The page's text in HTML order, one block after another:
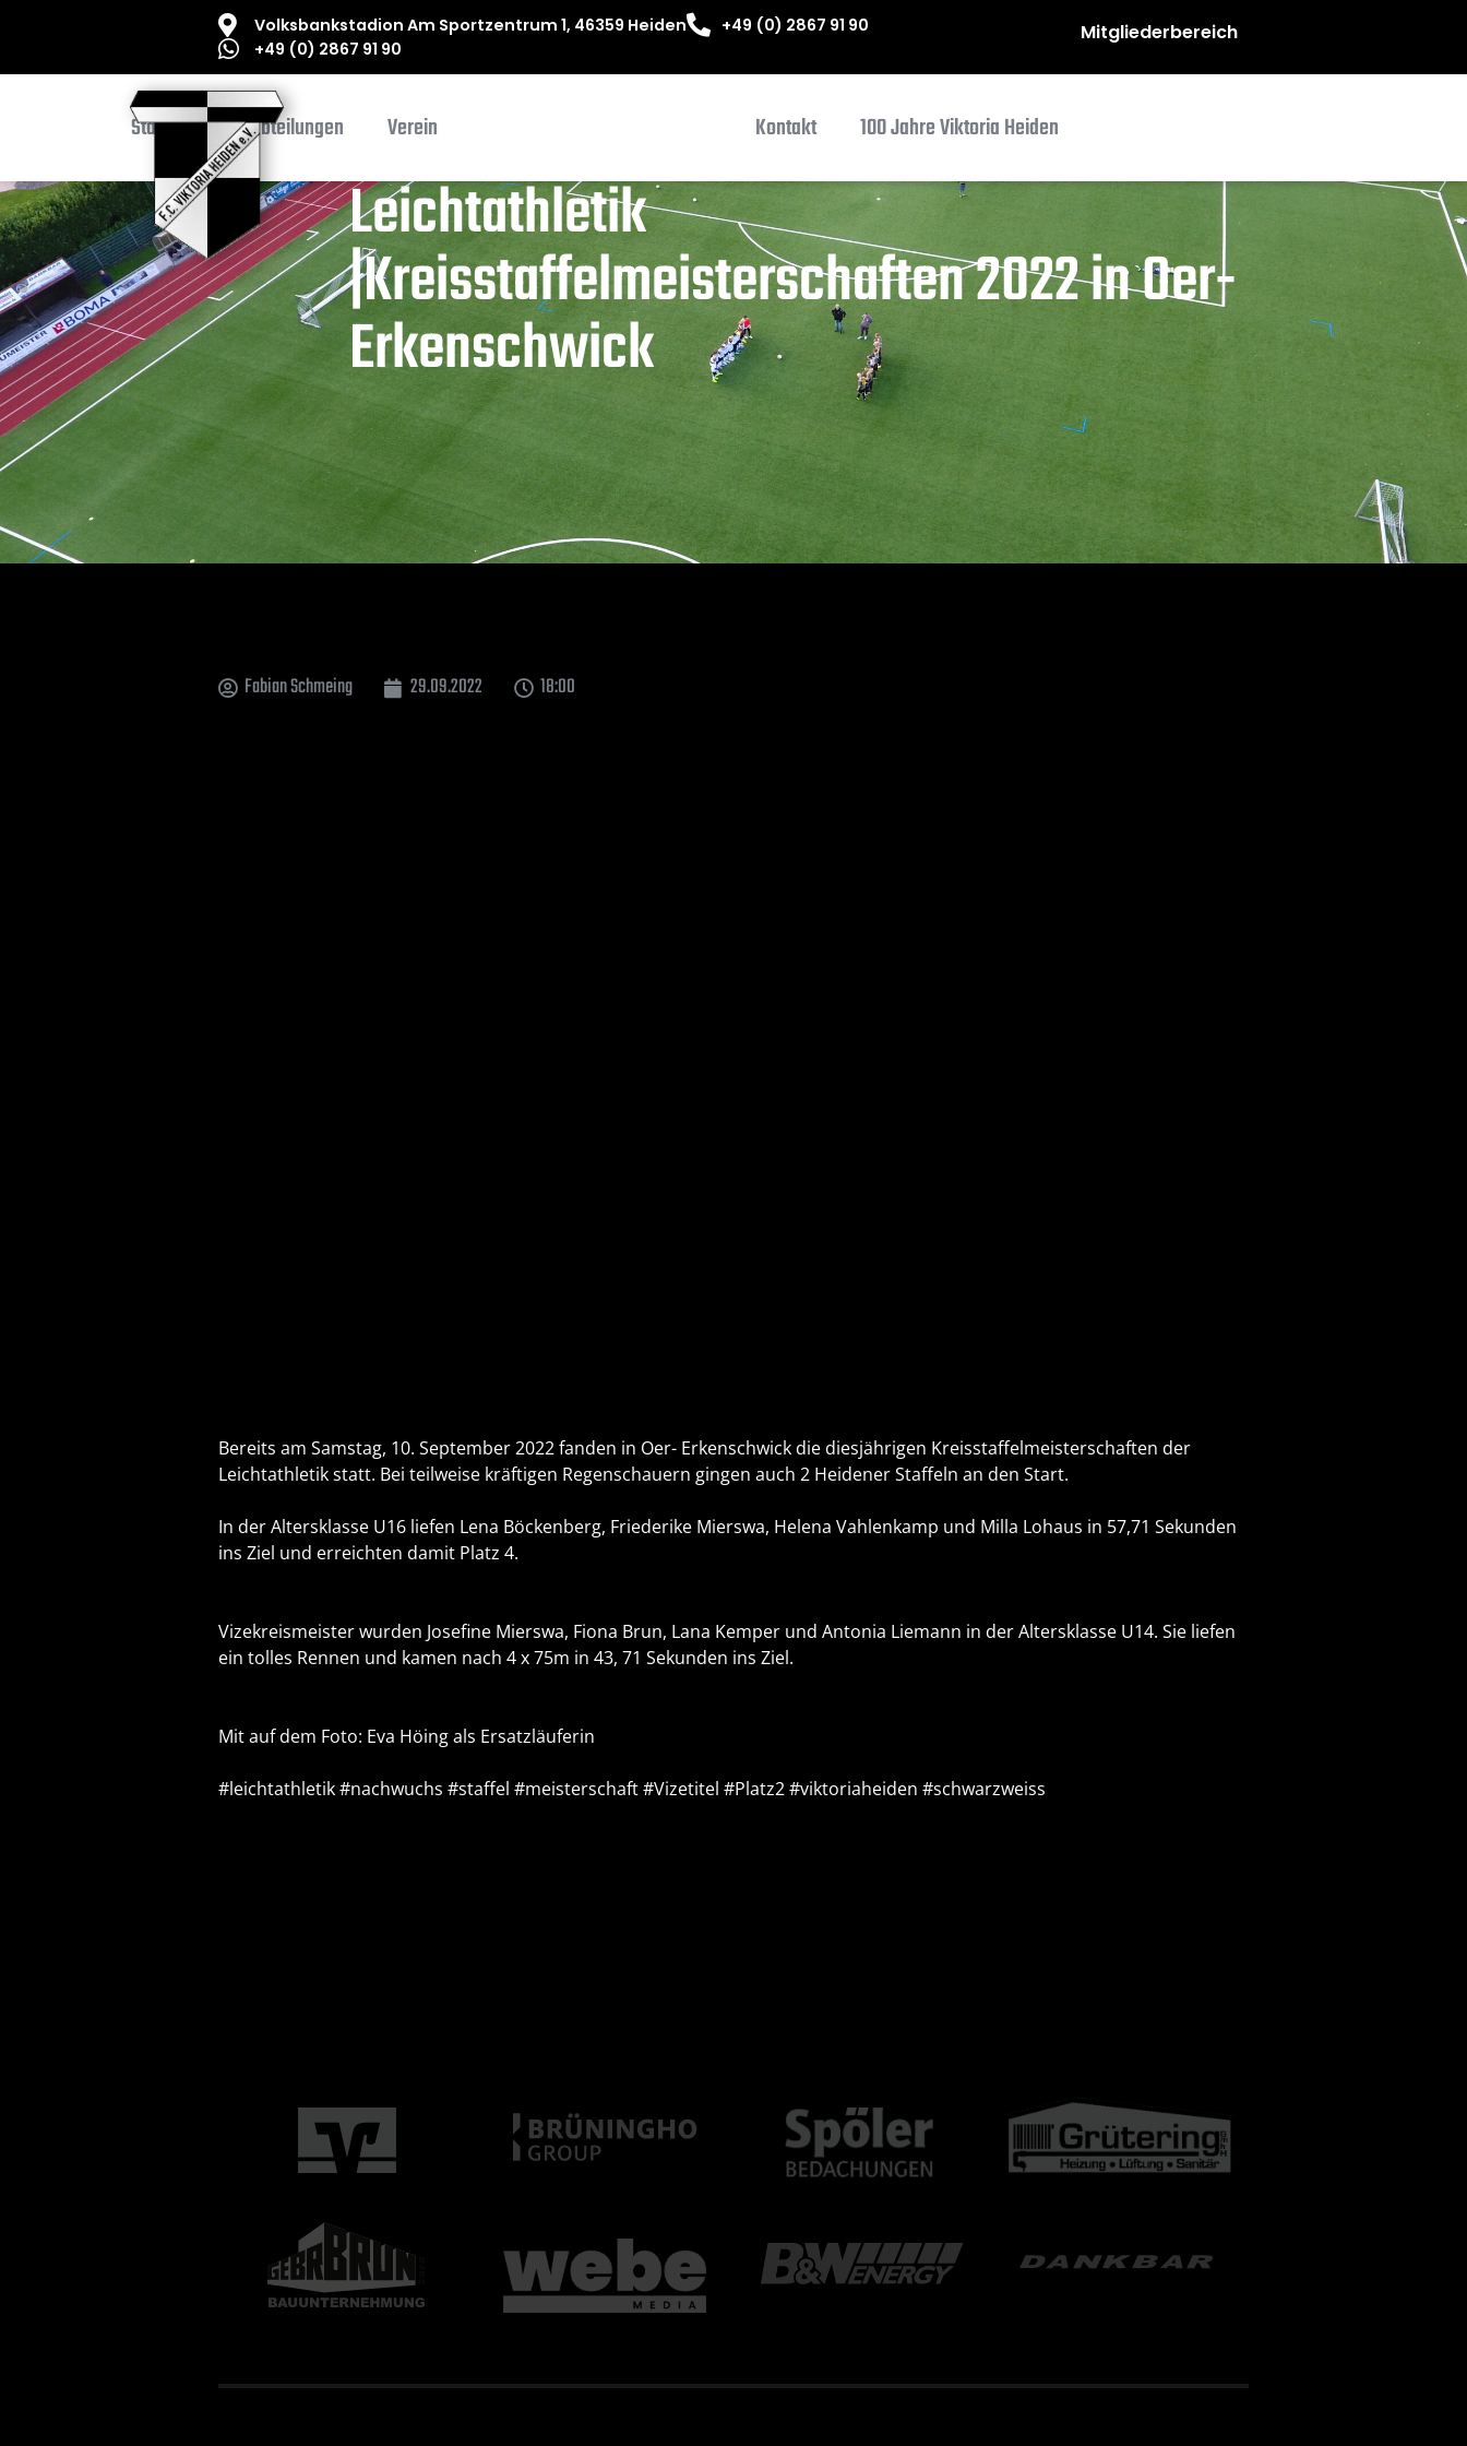
Volksbankstadion Am Sportzentrum 1, 46359 Heiden
+49 (0) 2867 91 90
+49 (0) 2867 91 90
Mitgliederbereich
Startseite Abteilungen Verein Kontakt 100 Jahre Viktoria Heiden
Leichtathletik
|Kreisstaffelmeisterschaften 2022 in Oer-
Erkenschwick
Fabian Schmeing 29.09.2022 18:00
Bereits am Samstag, 10. September 2022 fanden in Oer- Erkenschwick die diesjährigen Kreisstaffelmeisterschaften der
Leichtathletik statt. Bei teilweise kräftigen Regenschauern gingen auch 2 Heidener Staffeln an den Start.
In der Altersklasse U16 liefen Lena Böckenberg, Friederike Mierswa, Helena Vahlenkamp und Milla Lohaus in 57,71 Sekunden
ins Ziel und erreichten damit Platz 4.
Vizekreismeister wurden Josefine Mierswa, Fiona Brun, Lana Kemper und Antonia Liemann in der Altersklasse U14. Sie liefen
ein tolles Rennen und kamen nach 4 x 75m in 43, 71 Sekunden ins Ziel.
Mit auf dem Foto: Eva Höing als Ersatzläuferin
#leichtathletik#nachwuchs #staffel #meisterschaft#Vizetitel #Platz2#viktoriaheiden #schwarzweiss